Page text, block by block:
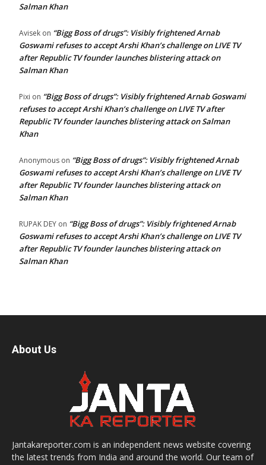
Salman Khan
Avisek on “Bigg Boss of drugs”: Visibly frightened Arnab
Goswami refuses to accept Arshi Khan’s challenge on LIVE TV
after Republic TV founder launches blistering attack on
Salman Khan
Pixi on “Bigg Boss of drugs”: Visibly frightened Arnab Goswami
refuses to accept Arshi Khan’s challenge on LIVE TV after
Republic TV founder launches blistering attack on Salman
Khan
Anonymous on “Bigg Boss of drugs”: Visibly frightened Arnab
Goswami refuses to accept Arshi Khan’s challenge on LIVE TV
after Republic TV founder launches blistering attack on
Salman Khan
RUPAK DEY on “Bigg Boss of drugs”: Visibly frightened Arnab
Goswami refuses to accept Arshi Khan’s challenge on LIVE TV
after Republic TV founder launches blistering attack on
Salman Khan
About Us
Jantakareporter.com is an independent news website covering
the latest trends from India and around the world. Our team of